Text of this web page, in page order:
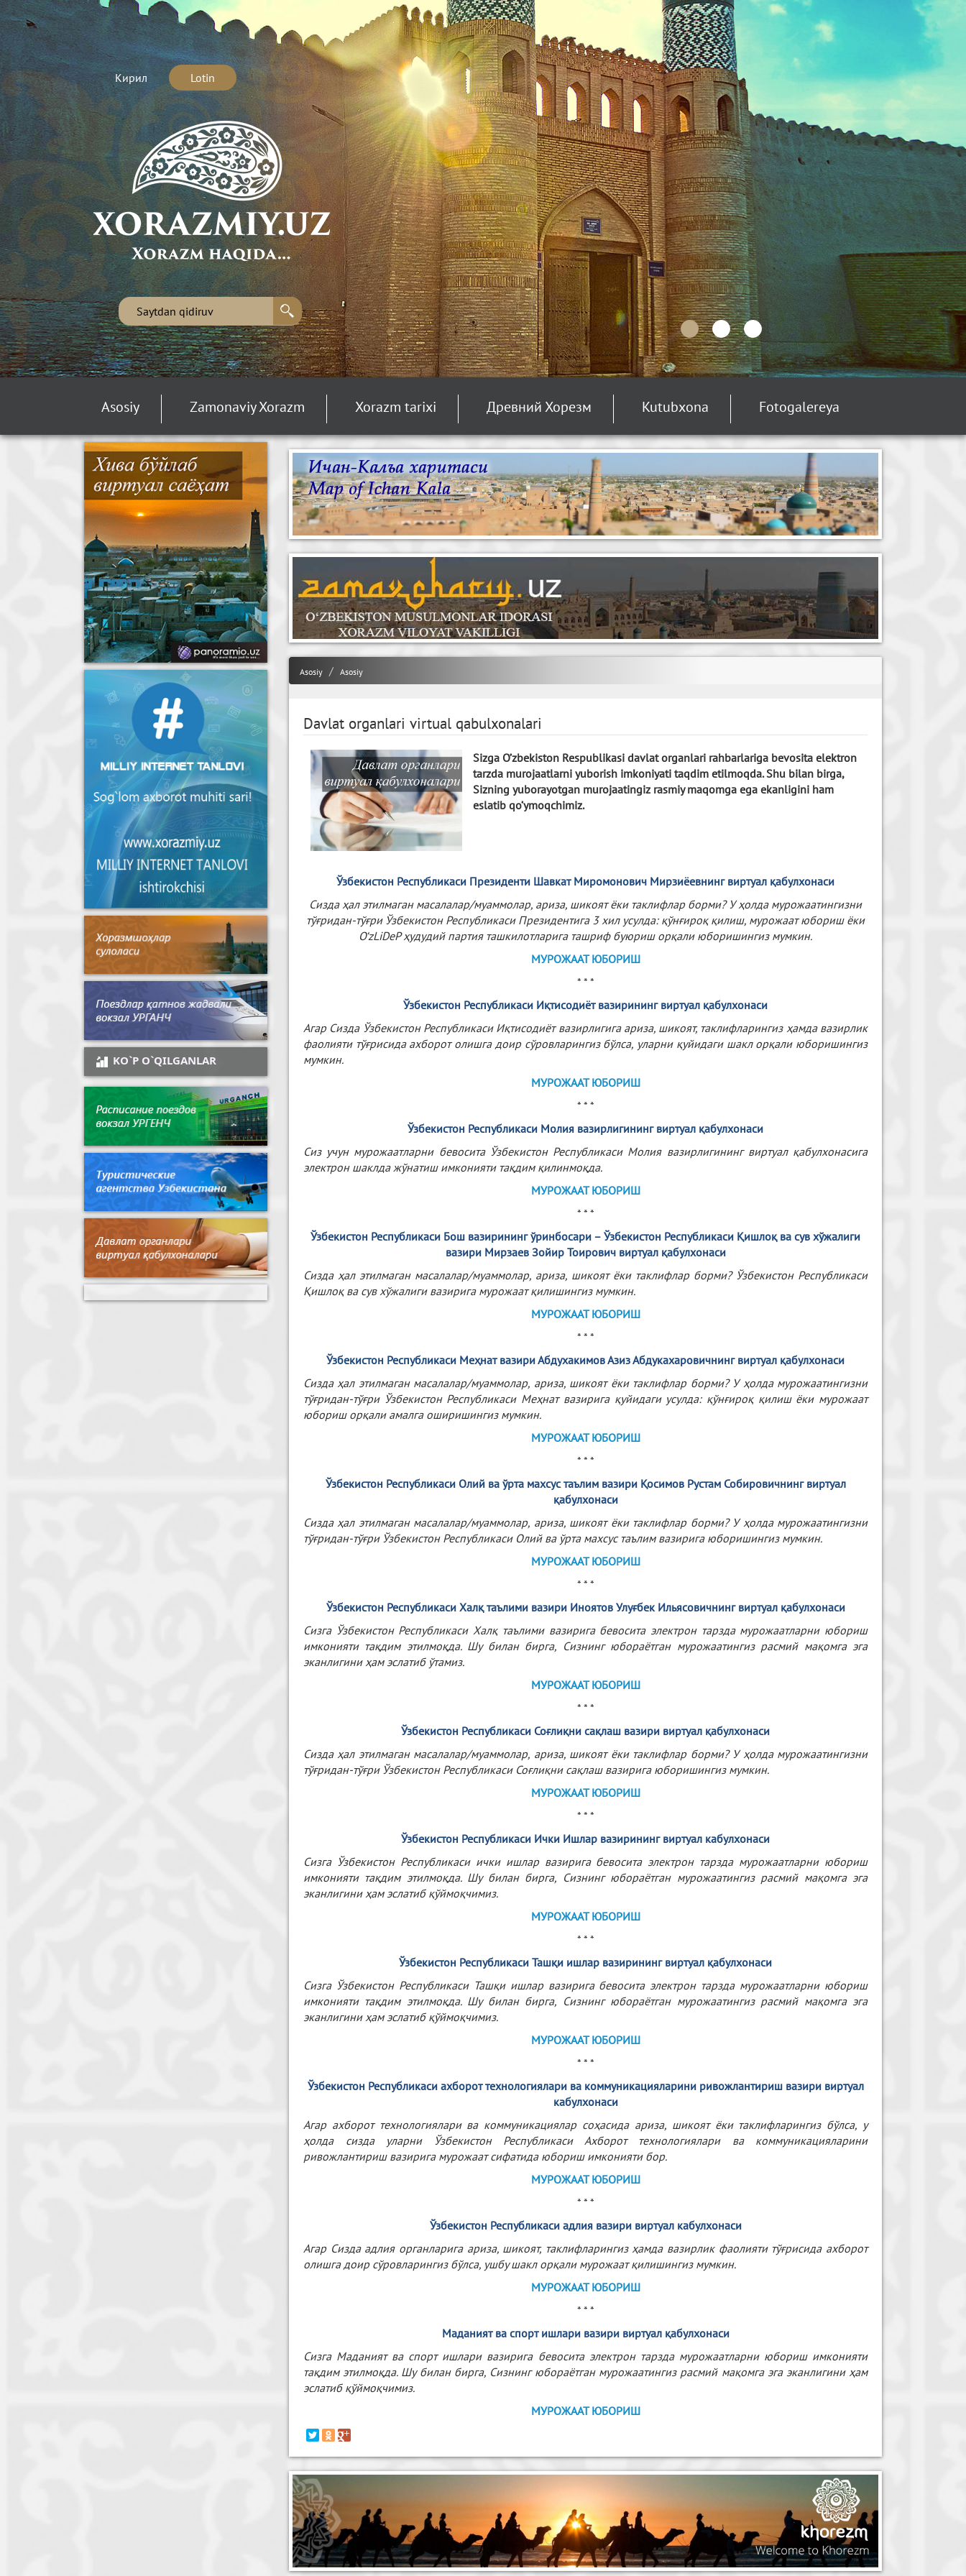
Кирил Lotin
Asosiy Zamonaviy Xorazm Xorazm tarixi Древний Хорезм Kutubxona Fotogalereya
Asosiy Asosiy
Davlat organlari virtual qabulxonalari
Sizga O’zbekiston Respublikasi davlat organlari rahbarlariga bevosita elektron
tarzda murojaatlarni yuborish imkoniyati taqdim etilmoqda. Shu bilan birga,
Sizning yuborayotgan murojaatingiz rasmiy maqomga ega ekanligini ham
eslatib qo’ymoqchimiz.
Ўзбекистон Республикаси Президенти Шавкат Миромонович Мирзиёевнинг виртуал қабулхонаси
Сизда ҳал этилмаган масалалар/муаммолар, ариза, шикоят ёки таклифлар борми? У ҳолда мурожаатингизни
тўғридан-тўғри Ўзбекистон Республикаси Президентига 3 хил усулда: қўнғироқ қилиш, мурожаат юбориш ёки
O‘zLiDeP ҳудудий партия ташкилотларига ташриф буюриш орқали юборишингиз мумкин.
МУРОЖААТ ЮБОРИШ
* * *
Ўзбекистон Республикаси Иқтисодиётвазиринингвиртуал қабулхонаси
Агар Сизда Ўзбекистон Республикаси Иқтисодиёт вазирлигига ариза, шикоят, таклифларингиз ҳамда вазирлик
фаолияти тўғрисида ахборот олишга доир сўровларингиз бўлса, уларни қуйидаги шакл орқали юборишингиз
мумкин.
МУРОЖААТ ЮБОРИШ
* * *
Ўзбекистон Республикаси Молия вазирлигининг виртуал қабулхонаси
Сиз учун мурожаатларни бевосита Ўзбекистон Республикаси Молия вазирлигининг виртуал қабулхонасига
электрон шаклда жўнатиш имконияти тақдим қилинмоқда.
МУРОЖААТ ЮБОРИШ
* * *
Ўзбекистон Республикаси Бош вазиринингўринбосари – Ўзбекистон Республикаси Қишлоқва сув хўжалиги
вазириМирзаевЗойирТоировичвиртуалқабулхонаси
Сизда ҳал этилмаган масалалар/муаммолар, ариза, шикоят ёки таклифлар борми? Ўзбекистон Республикаси
Қишлоқ ва сув хўжалиги вазирига мурожаат қилишингиз мумкин.
МУРОЖААТ ЮБОРИШ
* * *
Ўзбекистон Республикаси МеҳнатвазириАбдухакимовАзизАбдукахаровичнингвиртуал қабулхонаси
Сизда ҳал этилмаган масалалар/муаммолар, ариза, шикоят ёки таклифлар борми? У ҳолда мурожаатингизни
тўғридан-тўғри Ўзбекистон Республикаси Меҳнат вазирига қуйидаги усулда: қўнғироқ қилиш ёки мурожаат
юбориш орқали амалга оширишингиз мумкин.
МУРОЖААТ ЮБОРИШ
* * *
Ўзбекистон Республикаси Олий ва ўрта махсус таълим вазири Қосимов Рустам Собировичнинг виртуал
қабулхонаси
Сизда ҳал этилмаган масалалар/муаммолар, ариза, шикоят ёки таклифлар борми? У ҳолда мурожаатингизни
тўғридан-тўғри Ўзбекистон Республикаси Олий ва ўрта махсус таълим вазирига юборишингиз мумкин.
МУРОЖААТ ЮБОРИШ
* * *
Ўзбекистон РеспубликасиХалқтаълимивазириИноятовУлуғбекИльясовичнингвиртуал қабулхонаси
Сизга Ўзбекистон Республикаси Халқ таълими вазирига бевосита электрон тарзда мурожаатларни юбориш
имконияти тақдим этилмоқда. Шу билан бирга, Сизнинг юбораётган мурожаатингиз расмий мақомга эга
эканлигини ҳам эслатиб ўтамиз.
МУРОЖААТ ЮБОРИШ
* * *
Ўзбекистон Республикаси Соғлиқни сақлаш вазири виртуал қабулхонаси
Сизда ҳал этилмаган масалалар/муаммолар, ариза, шикоят ёки таклифлар борми? У ҳолда мурожаатингизни
тўғридан-тўғри Ўзбекистон Республикаси Соғлиқни сақлаш вазирига юборишингиз мумкин.
МУРОЖААТ ЮБОРИШ
* * *
Ўзбекистон Республикаси Ички Ишлар вазирининг виртуал кабулхонаси
Сизга Ўзбекистон Республикаси ички ишлар вазирига бевосита электрон тарзда мурожаатларни юбориш
имконияти тақдим этилмоқда. Шу билан бирга, Сизнинг юбораётган мурожаатингиз расмий мақомга эга
эканлигини ҳам эслатиб қўймоқчимиз.
МУРОЖААТ ЮБОРИШ
* * *
Ўзбекистон Республикаси Ташқи ишлар вазиринингвиртуал қабулхонаси
Сизга Ўзбекистон Республикаси Ташқи ишлар вазирига бевосита электрон тарзда мурожаатларни юбориш
имконияти тақдим этилмоқда. Шу билан бирга, Сизнинг юбораётган мурожаатингиз расмий мақомга эга
эканлигини ҳам эслатиб қўймоқчимиз.
МУРОЖААТ ЮБОРИШ
* * *
Ўзбекистон Республикаси ахборот технологиялари ва коммуникацияларини ривожлантириш вазири виртуал
кабулхонаси
Агар ахборот технологиялари ва коммуникациялар соҳасида ариза, шикоят ёки таклифларингиз бўлса, у
ҳолда сизда уларни Ўзбекистон Республикаси Ахборот технологиялари ва коммуникацияларини
ривожлантириш вазирига мурожаат сифатида юбориш имконияти бор.
МУРОЖААТ ЮБОРИШ
* * *
Ўзбекистон Республикаси адлия вазири виртуал кабулхонаси
Агар Сизда адлия органларига ариза, шикоят, таклифларингиз ҳамда вазирлик фаолияти тўғрисида ахборот
олишга доир сўровларингиз бўлса, ушбу шакл орқали мурожаат қилишингиз мумкин.
МУРОЖААТ ЮБОРИШ
* * *
Маданият ва спорт ишлари вазири виртуал қабулхонаси
Сизга Маданият ва спорт ишлари вазирига бевосита электрон тарзда мурожаатларни юбориш имконияти
тақдим этилмоқда. Шу билан бирга, Сизнинг юбораётган мурожаатингиз расмий мақомга эга эканлигини ҳам
эслатиб қўймоқчимиз.
МУРОЖААТ ЮБОРИШ
KO`P O`QILGANLAR